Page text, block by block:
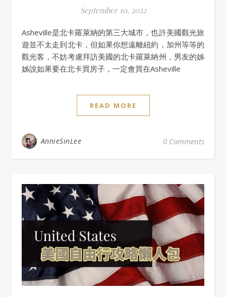
September 10, 2022
Asheville是北卡羅萊納的第三大城市，也許美國觀光旅
遊並不太走到北卡，但如果你想遠離紐約，加州等等的
觀光客，不妨考慮拜訪美國的北卡羅萊納州，男友的姊
姊說如果要在北卡買房子，一定會買在Asheville
READ MORE
AnnieSinLee 0 Comments